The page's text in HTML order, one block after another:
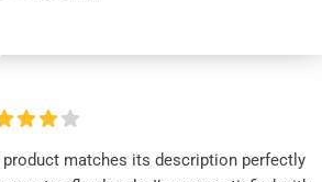
product matches its description perfectly